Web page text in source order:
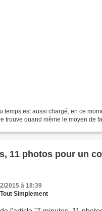
temps est aussi chargé, en ce
trouve quand même le moyen de
11 photos pour un
2015 à 18:39
Simplement